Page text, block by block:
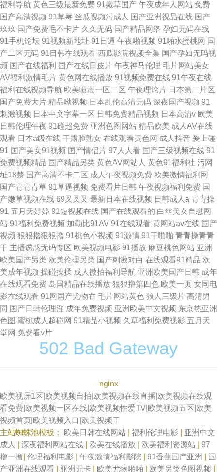
福利导航 黄色三级最新免费 91嫩草国产 午夜成年人网站 免费
国产高清视频 91草莓 丝瓜视频污成人 国产亚洲视品在线 国产
玖玖 国产免费毛不卡片 久久无码 国产精品网络 孕妇无码在线
91手机论坛 91视频新地址 91日逼 午夜啪视频 91啪水蜜桃网 国
产二区无码 91日韩在线观看 西瓜影院视频全集 国产孕妇无码视
频 国产在线福利 国产在线日皮片 午夜神马伦理 毛片网站美女
AV福利激情毛片 黄色网在线播放 91视频免费在线 91午夜在线
福利在线视频导航 欧美喷潮一区二区 午夜理论片 日本第二片区
国产免费大片 精品呦视频 日本乱伦高清无码 深夜国产视频 91
刺激视频 日本中文字幕一区 日韩免费精品视频 日本高清v 欧美
日韩伦理午夜 91碰超免费 亚洲色图网站 精品欧美 成人AV在线
观看 日本a级在线 干露脸熟女 在线观看黄色网 成人抖音 爰上碰
91 国产美女91视频 国产情侣片 97人人看 国产三级视频在线 91
免费视频精品 国产精品另类 黄色AV网站人 黄色91福利社 污网
址18禁 国产高清不卡二区 成人午夜视频免费 欧美激情福利网
国产青青青草 91草逼视频 免费看片日韩 午夜视频福利免费 国
产嫩草视频在线 69叉叉叉 最新日本在线视频 日韩成人a 青青操
91 五月天婷婷 91短视频在线 国产在线观看的 白丝美女自慰网
站 91福利免费视频 加勒比91AV 91在线观看 黄网站av在线 国产
视频 狠狠擼狠狠擼 91桃色小视频 91激情 91干啪啪 青青操青青
干 主播诱惑无码专区 欧美视频电影 91播放 麻豆桃色网站 亚洲
欧美国产另类 欧美伦理另类 国产刺激对白 在线观看91精品 欧
美成年视频 操碰操揉 成人微拍福利导航 亚洲欧美国产日韩 成年
在线观看免费 岛国精品在线播放 狠狠撸第四色 欧美一页 女同电
影在线观看 91网国产尤物在 毛片网站黄色 狼人三级片 高清男
同 国产日韩伦理淫 成年免费视频 亚洲欧美中文视频 东京热亚洲
色图 蜜桃成人超碰网 91精品小视频 久草福利免费视影 五月天
堂网 免费看v片
502 Bad Gateway
nginx
欧美视屏1区|欧美视频自拍|欧美视频在线直播|欧美视频在线观
看免费|欧美视频一区在线|欧美视频性爱TV|欧美视频五区|欧美
视频首页|欧美视频入口|欧美视频干
主站蜘蛛池模板： 欧美日韩在线网站 福利伦理电影
亚洲中文
成人
深夜福利网站在线 欧美在线播放 欧美福利资源站
97
撸一撸 伦理福利电影 午夜激情福利影院 91香蕉国产亚洲
国
产亚洲在线观看
亚洲无卡 欧美尤物啪啪 欧美另类色图视频